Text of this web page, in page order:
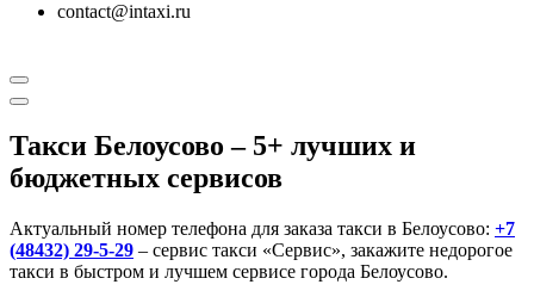
contact@intaxi.ru
Такси Белоусово – 5+ лучших и
бюджетных сервисов
Актуальный номер телефона для заказа такси в Белоусово: +7
(48432) 29-5-29 – сервис такси «Сервис», закажите недорогое
такси в быстром и лучшем сервисе города Белоусово.